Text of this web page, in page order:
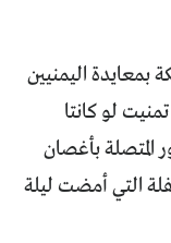
اليمنيين
لو كانتا
المتصلة بأغصان
التي أمضت ليلة